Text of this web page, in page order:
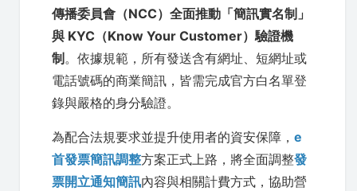
傳播委員會（NCC）全面推動「簡訊實名制」
與 KYC（Know Your Customer）驗證機
制 。依據規範，所有發送含有網址、短網址或
電話號碼的商業簡訊，皆需完成官方白名單登
錄與嚴格的身分驗證。
為配合法規要求並提升使用者的資安保障， e
首發票簡訊調整方案正式上路，將全面調整發
票開立通知簡訊內容與相關計費方式，協助營